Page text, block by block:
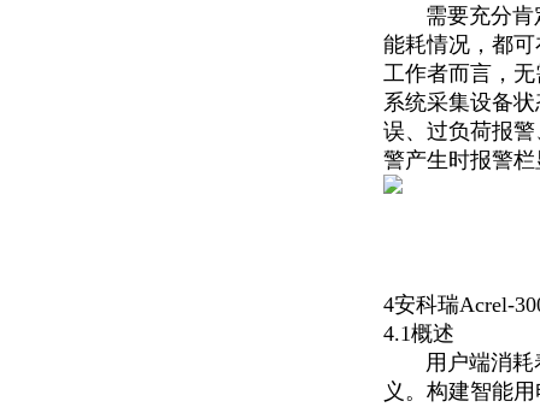
需要充分肯定
能耗情况，都
工作者而言，
系统采集设备
误、过负荷报
警产生时报警
4安科瑞Acrel-
4.1概述
用户端消耗着
义。构建智能